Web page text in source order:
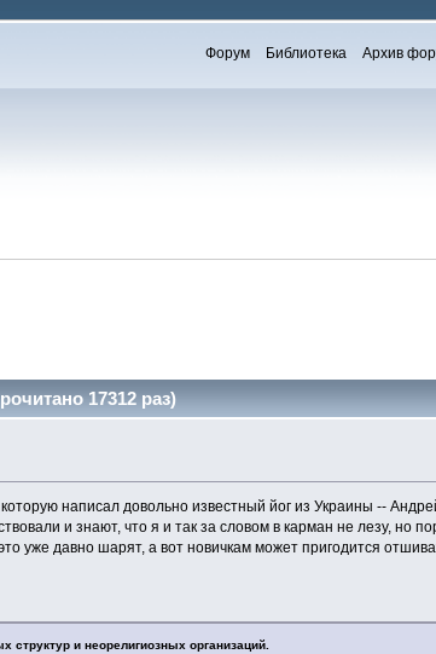
Форум Библиотека Архив
17312 раз)
написал довольно известный йог из Украины --
и знают, что я и так за словом в карман не лезу, но
уже давно шарят, а вот новичкам может пригодится
структур и неорелигиозных организаций.